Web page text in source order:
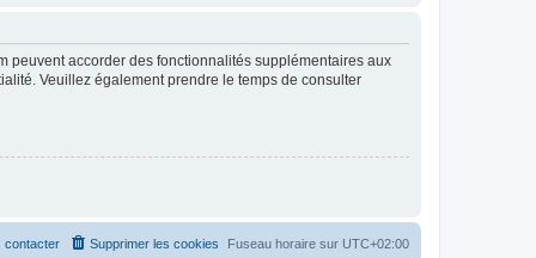
peuvent accorder des fonctionnalités supplémentaires aux
Veuillez également prendre le temps de consulter
Fuseau horaire sur UTC+02:00
Supprimer les cookies
contacter